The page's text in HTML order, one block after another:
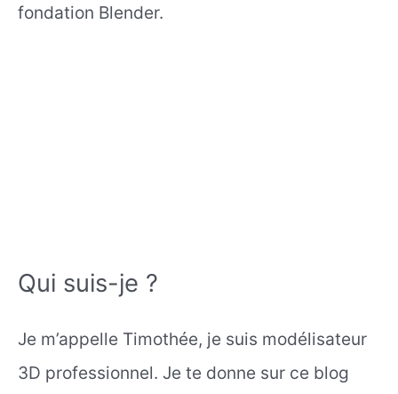
fondation Blender.
Qui suis-je ?
Je m’appelle Timothée, je suis modélisateur
3D professionnel. Je te donne sur ce blog